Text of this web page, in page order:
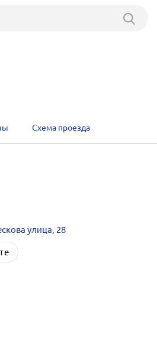
Схема проезда
улица, 28